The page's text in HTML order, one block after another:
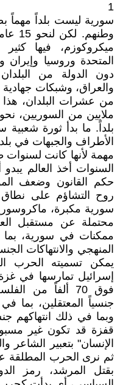
1
سورية ليست بلداً مهماً
ميكروكوزم، فيها كثير
المتحدة وروسيا
دون الدولة من
والعراق، وشبكات
من عشرات البلدان، هذا
بلداً. ما بدأ ثورة
الأطراف والجبهات في
مهمة لأنها كانت
السنوات أخذ العالم
حكم القانون وضعف
روح التشاؤم على نطاق
سورية مكبرة،
محتملة عن مستقبل
ممكنات في سورية، بما
المنهجي والانتهاكات
يمكن تسميته الحرب
إسرائيل تمارسها في
فوق 70 ألفاً من
جنسياً المعتقلين، بما
وبما في ذلك انتهاكهم
قفزة قد تكون غير
الإنسان" بتعبير
ثم نرى الحرب المطلقة
بقتل المرشد، رمز